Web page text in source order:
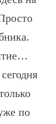
по